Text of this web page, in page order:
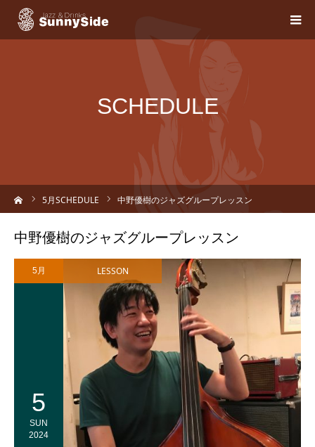
SCHEDULE
5月SCHEDULE 中野優樹のジャズグループレッスン
中野優樹のジャズグループレッスン
5月
5
SUN
2024
LESSON